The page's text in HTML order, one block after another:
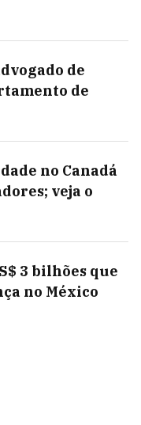
de
de
no Canadá
veja o
3 bilhões que
no México